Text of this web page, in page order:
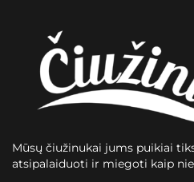
Mūsų čiužinukai jums puikiai
atsipalaiduoti ir miegoti kaip